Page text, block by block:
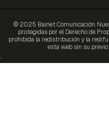
© 2025 Bainet Comunicación.
protegidas por el Derecho de
prohibida la redistribución y la
esta web sin su